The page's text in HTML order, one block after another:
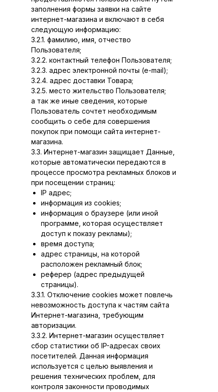
заполнения формы заявки на сайте
интернет-магазина и включают в себя
следующую информацию:
3.2.1. фамилию, имя, отчество
Пользователя;
3.2.2. контактный телефон Пользователя;
3.2.3. адрес электронной почты (e-mail);
3.2.4. адрес доставки Товара;
3.2.5. место жительство Пользователя;
а так же иные сведения, которые
Пользователь сочтет необходимым
сообщить о себе для совершения
покупок при помощи сайта интернет-
магазина.
3.3. Интернет-магазин защищает Данные,
которые автоматически передаются в
процессе просмотра рекламных блоков и
при посещении страниц:
IP адрес;
информация из cookies;
информация о браузере (или иной
программе, которая осуществляет
доступ к показу рекламы);
время доступа;
адрес страницы, на которой
расположен рекламный блок;
реферер (адрес предыдущей
страницы).
3.3.1. Отключение cookies может повлечь
невозможность доступа к частям сайта
Интернет-магазина, требующим
авторизации.
3.3.2. Интернет-магазин осуществляет
сбор статистики об IP-адресах своих
посетителей. Данная информация
используется с целью выявления и
решения технических проблем, для
контроля законности проводимых